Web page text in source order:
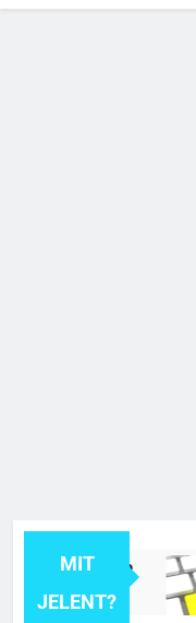
MIT
JELENT?
jelentése